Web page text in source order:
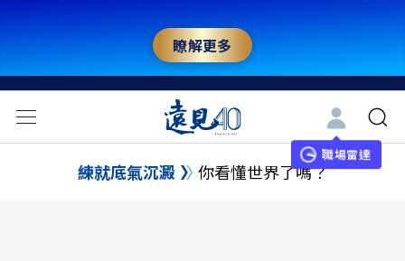
瞭解更多
職場雷達
練就底氣沉澱 你看懂世界了嗎？